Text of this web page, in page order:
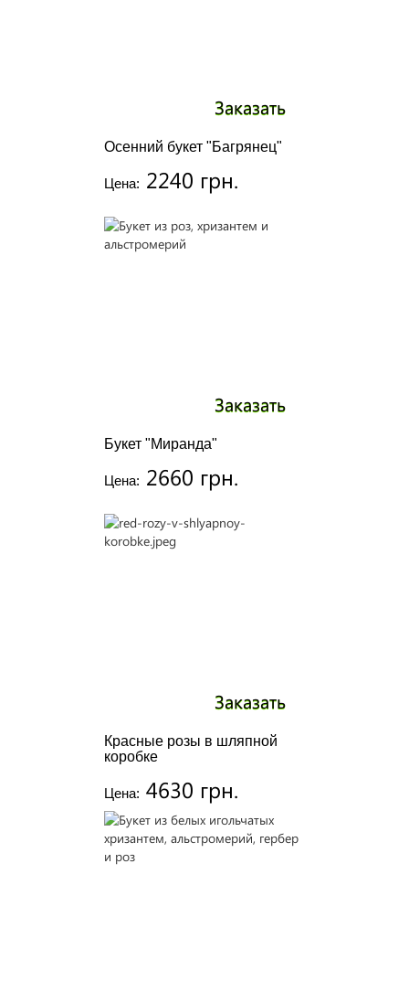
Осенний букет "Багрянец"
Цена: 2240 грн.
Заказать
Букет "Миранда"
Цена: 2660 грн.
Заказать
Красные розы в шляпной
коробке
Цена: 4630 грн.
Заказать